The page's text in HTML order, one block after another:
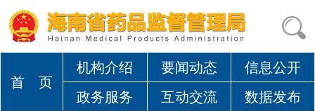
首 页
机构介绍 要闻动态
信息公开
政务服务
互动交流 数据发布